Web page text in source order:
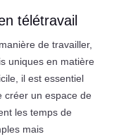
télétravail
de travailler,
uniques en matière
il est essentiel
créer un espace de
les temps de
mais